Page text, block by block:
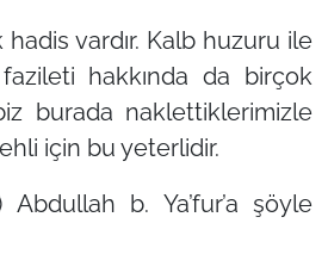
vardır. Kalb huzuru ile
fazileti hakkında da birçok
burada naklettiklerimizle
için bu yeterlidir.
Abdullah b. Ya’fur’a şöyle